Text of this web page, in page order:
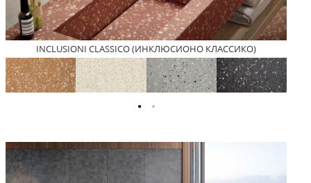
INCLUSIONI CLASSICO (ИНКЛЮСИОНО КЛАССИКО)